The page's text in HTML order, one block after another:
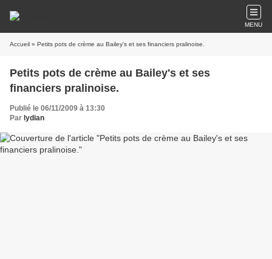
MENU
Accueil » Petits pots de crème au Bailey's et ses financiers pralinoise.
Petits pots de crème au Bailey's et ses
financiers pralinoise.
Publié le 06/11/2009 à 13:30
Par lydian